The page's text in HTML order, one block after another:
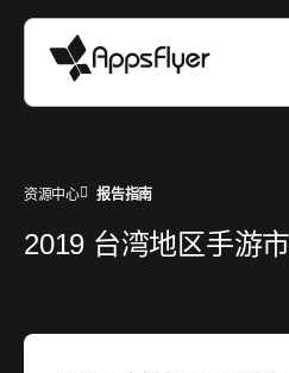
资源中心 报告指南
2019 台湾地区手游